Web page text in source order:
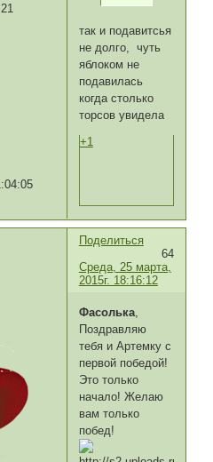
так и подавитсья
не долго, чуть
яблоком не
подавилась
когда столько
торсов увидела
+1
Поделиться
64
Среда, 25 марта,
2015г. 18:16:12
Фасолька,
Поздравляю
тебя и Артемку с
первой победой!
Это только
начало! Желаю
вам только
побед!